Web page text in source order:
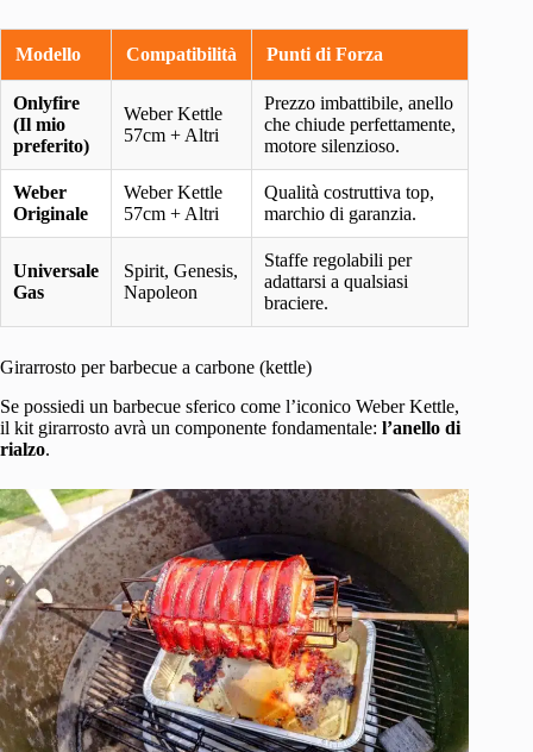
Modello Compatibilità Punti di Forza
Onlyfire
(Il mio
preferito)
Weber Kettle
57cm + Altri
Prezzo imbattibile, anello
che chiude perfettamente,
motore silenzioso.
Weber
Originale
Weber Kettle
57cm + Altri
Qualità costruttiva top,
marchio di garanzia.
Universale
Gas
Spirit, Genesis,
Napoleon
Staffe regolabili per
adattarsi a qualsiasi
braciere.
Girarrosto per barbecue a carbone (kettle)
Se possiedi un barbecue sferico come l’iconico Weber Kettle,
il kit girarrosto avrà un componente fondamentale: l’anello di
rialzo.